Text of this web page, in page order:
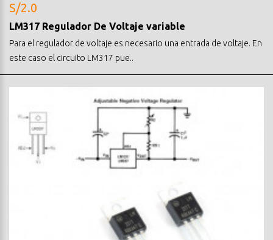
S/2.0
LM317 Regulador De Voltaje variable
Para el regulador de voltaje es necesario una entrada de voltaje. En
este caso el circuito LM317 pue..